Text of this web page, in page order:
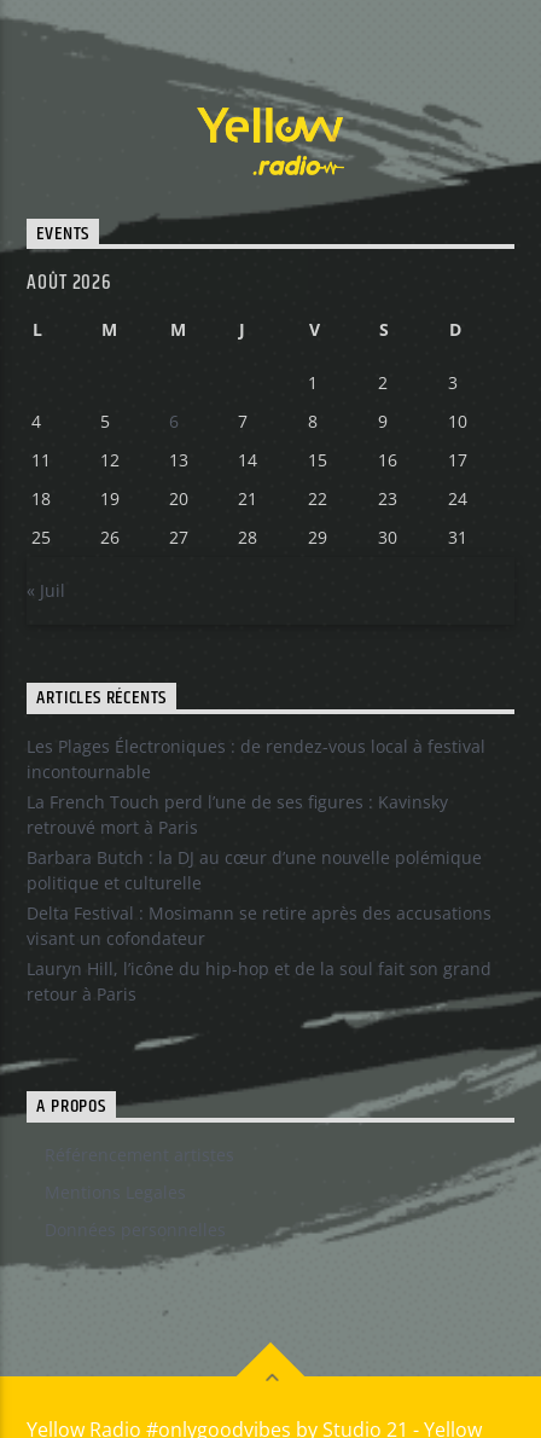
EVENTS
AOÛT 2026
L M M J V S D
1 2
3
4
5 6 7 8 9
10
11
12 13 14 15 16
17
18
19 20 21 22 23
24
25
26 27 28 29 30 31
« Juil
ARTICLES RÉCENTS
Les Plages Électroniques : de rendez-vous local à festival
incontournable
La French Touch perd l’une de ses figures : Kavinsky
retrouvé mort à Paris
Barbara Butch : la DJ au cœur d’une nouvelle polémique
politique et culturelle
Delta Festival : Mosimann se retire après des accusations
visant un cofondateur
Lauryn Hill, l’icône du hip-hop et de la soul fait son grand
retour à Paris
A PROPOS
Yellow Radio #onlygoodvibes by Studio 21 - Yellow